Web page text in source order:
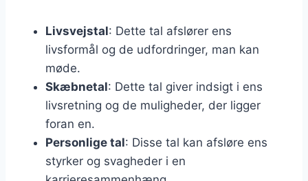
Livsvejstal: Dette tal afslører ens
livsformål og de udfordringer, man kan
møde.
Skæbnetal: Dette tal giver indsigt i ens
livsretning og de muligheder, der ligger
foran en.
Personlige tal: Disse tal kan afsløre ens
styrker og svagheder i en